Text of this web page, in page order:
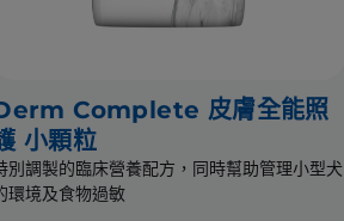
Complete 皮膚全能照
小顆粒
別調製的臨床營養配方，同時幫助管理小型犬
環境及食物過敏